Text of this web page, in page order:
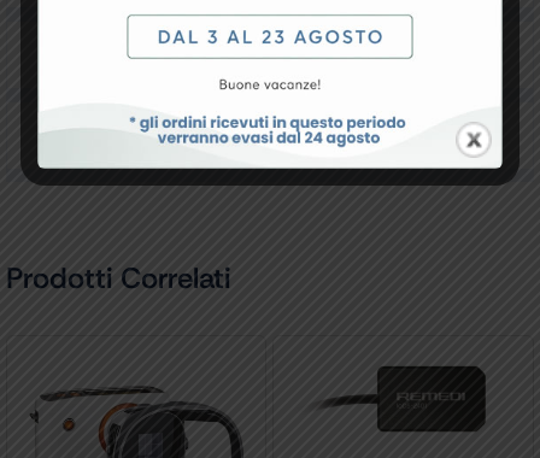
Downloads
Recensioni
Prodotti Correlati